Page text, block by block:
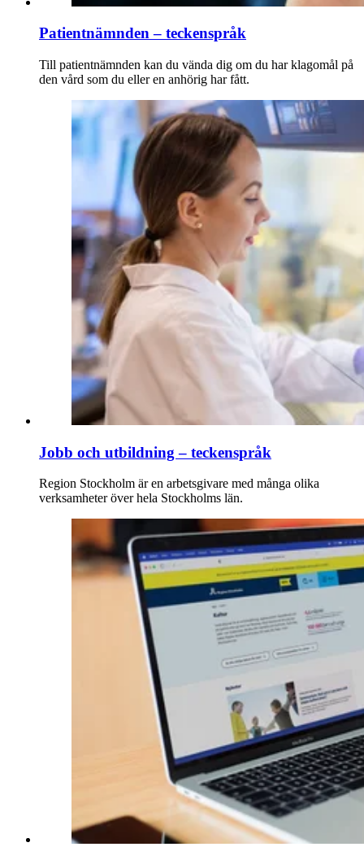
Patientnämnden – teckenspråk
Till patientnämnden kan du vända dig om du har klagomål på
den vård som du eller en anhörig har fått.
Jobb och utbildning – teckenspråk
Region Stockholm är en arbetsgivare med många olika
verksamheter över hela Stockholms län.